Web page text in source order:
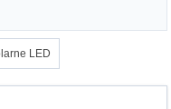
LED